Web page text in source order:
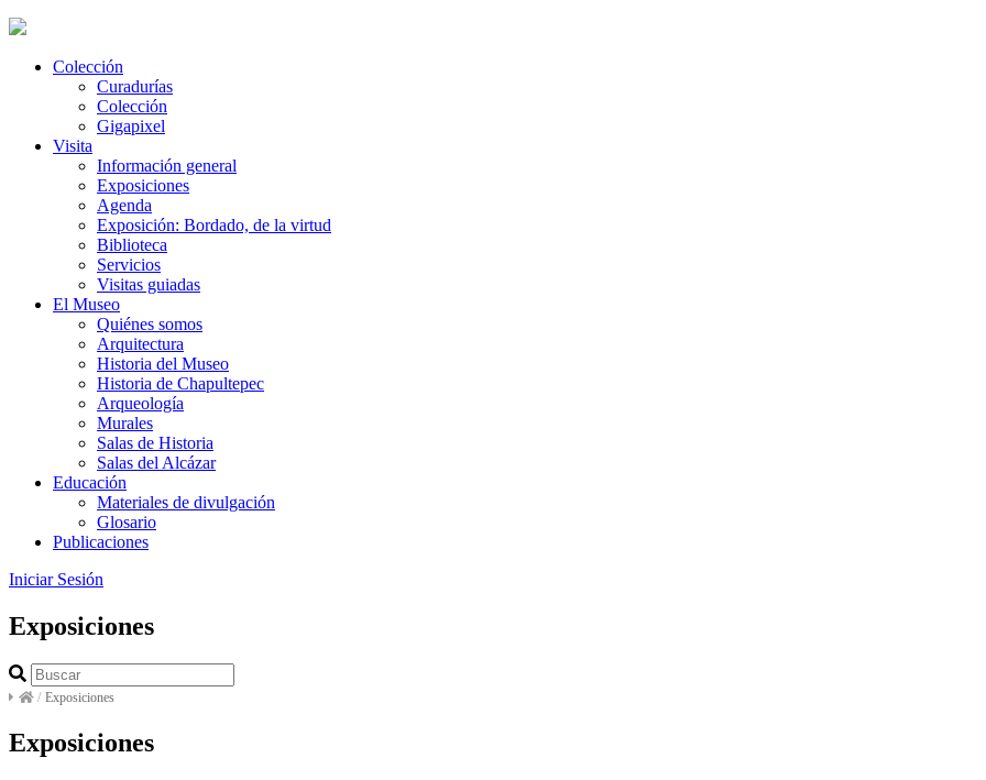
Colección
Curadurías
Colección
Gigapixel
Visita
Información general
Exposiciones
Agenda
Exposición: Bordado, de la virtud
Biblioteca
Servicios
Visitas guiadas
El Museo
Quiénes somos
Arquitectura
Historia del Museo
Historia de Chapultepec
Arqueología
Murales
Salas de Historia
Salas del Alcázar
Educación
Materiales de divulgación
Glosario
Publicaciones
Iniciar Sesión
Exposiciones
/ Exposiciones
Exposiciones